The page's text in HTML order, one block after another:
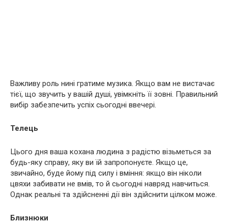
Важливу роль нині гратиме музика. Якщо вам не вистачає
тієї, що звучить у вашій душі, увімкніть її зовні. Правильний
вибір забезпечить успіх сьогодні ввечері.
Телець
Цього дня ваша кохана людина з радістю візьметься за
будь-яку справу, яку ви їй запропонуєте. Якщо це,
звичайно, буде йому під силу і вміння: якщо він ніколи
цвяхи забивати не вмів, то й сьогодні навряд навчиться.
Однак реальні та здійсненні дії він здійснити цілком може.
Близнюки